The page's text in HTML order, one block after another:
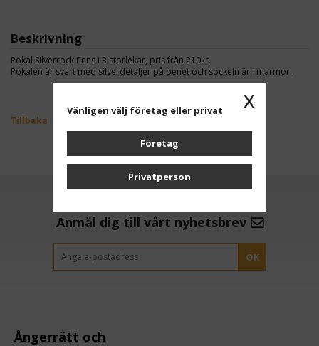
Beskrivning
Pokal Silverrock finns i 3 storlekar, pris från 210kr.
Pokalen är svart med silverdetaljer på benet och sockeln är i marmor.
Tillbaka
Anmäl dig till vårt nyhetsbrev
OK
Ångerrätt och
x
Vänligen välj företag eller privat
Företag
Privatperson